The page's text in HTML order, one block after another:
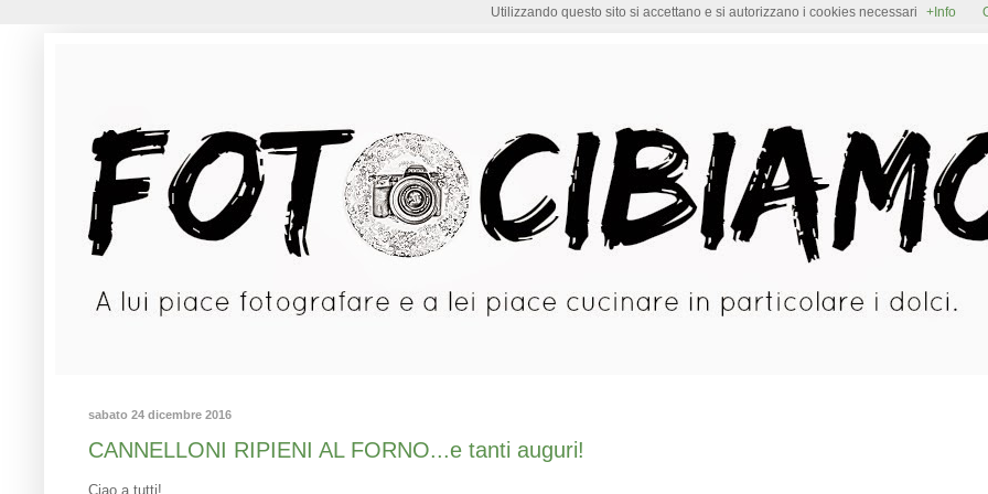
sabato 24 dicembre 2016
CANNELLONI RIPIENI AL FORNO...e tanti auguri!
Ciao a tutti!
Utilizzando questo sito si accettano e si autorizzano i cookies necessari +Info